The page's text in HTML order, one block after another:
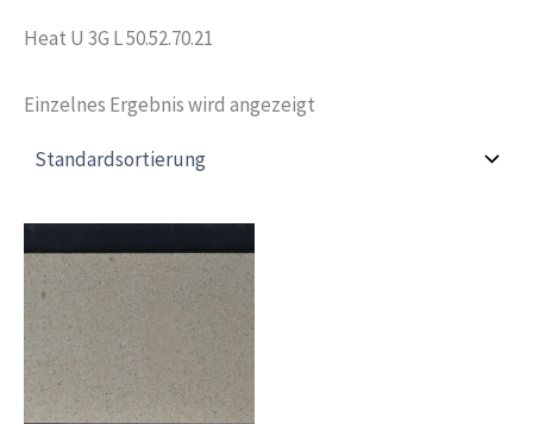
Heat U 3G L 50.52.70.21
Einzelnes Ergebnis wird angezeigt